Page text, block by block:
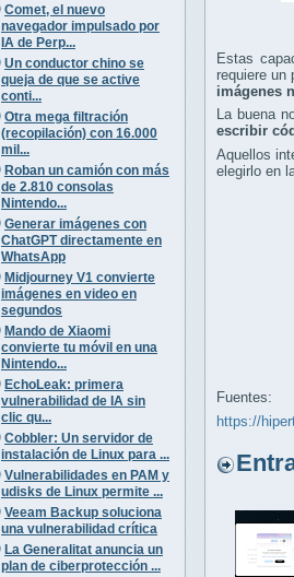
Comet, el nuevo
navegador impulsado por
IA de Perp...
Un conductor chino se
queja de que se active
conti...
Otra mega filtración
(recopilación) con 16.000
mil...
Roban un camión con más
de 2.810 consolas
Nintendo...
Generar imágenes con
ChatGPT directamente en
WhatsApp
Midjourney V1 convierte
imágenes en video en
segundos
Mando de Xiaomi
convierte tu móvil en una
Nintendo...
EchoLeak: primera
vulnerabilidad de IA sin
clic qu...
Cobbler: Un servidor de
instalación de Linux para ...
Vulnerabilidades en PAM y
udisks de Linux permite ...
Veeam Backup soluciona
una vulnerabilidad crítica
La Generalitat anuncia un
plan de ciberprotección ...
Estas
requiere un
imágenes
La buena
escribir
Aquellos
elegirlo en
Fuentes:
https://